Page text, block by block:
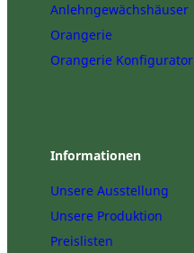
Anlehngewächshäuser
Orangerie
Orangerie Konfigurator
Informationen
Unsere Ausstellung
Unsere Produktion
Preislisten